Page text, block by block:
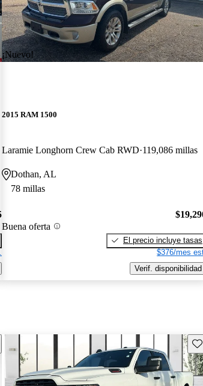
¡Nuevo!
2015 RAM 1500
Laramie Longhorn Crew Cab RWD 119,086 millas
Dothan, AL
78 millas
Buena oferta
El precio incluye tasas
$376/mes
Verif. disponibilidad
este Aviso